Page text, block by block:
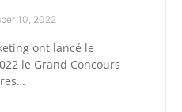
10, 2022
ont lancé le
le Grand Concours